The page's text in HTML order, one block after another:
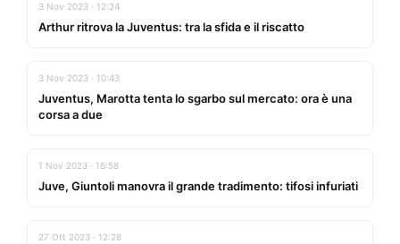
3 Nov 2023 · 12:24
Arthur ritrova la Juventus: tra la sfida e il riscatto
3 Nov 2023 · 10:43
Juventus, Marotta tenta lo sgarbo sul mercato: ora è una
corsa a due
1 Nov 2023 · 16:58
Juve, Giuntoli manovra il grande tradimento: tifosi infuriati
27 Ott 2023 · 12:28